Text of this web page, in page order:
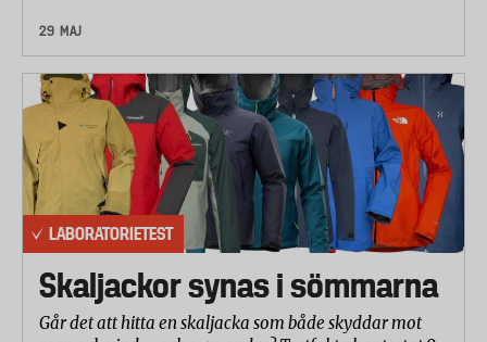
29 MAJ
LABORATORIETEST
Skaljackor synas i sömmarna
Går det att hitta en skaljacka som både skyddar mot